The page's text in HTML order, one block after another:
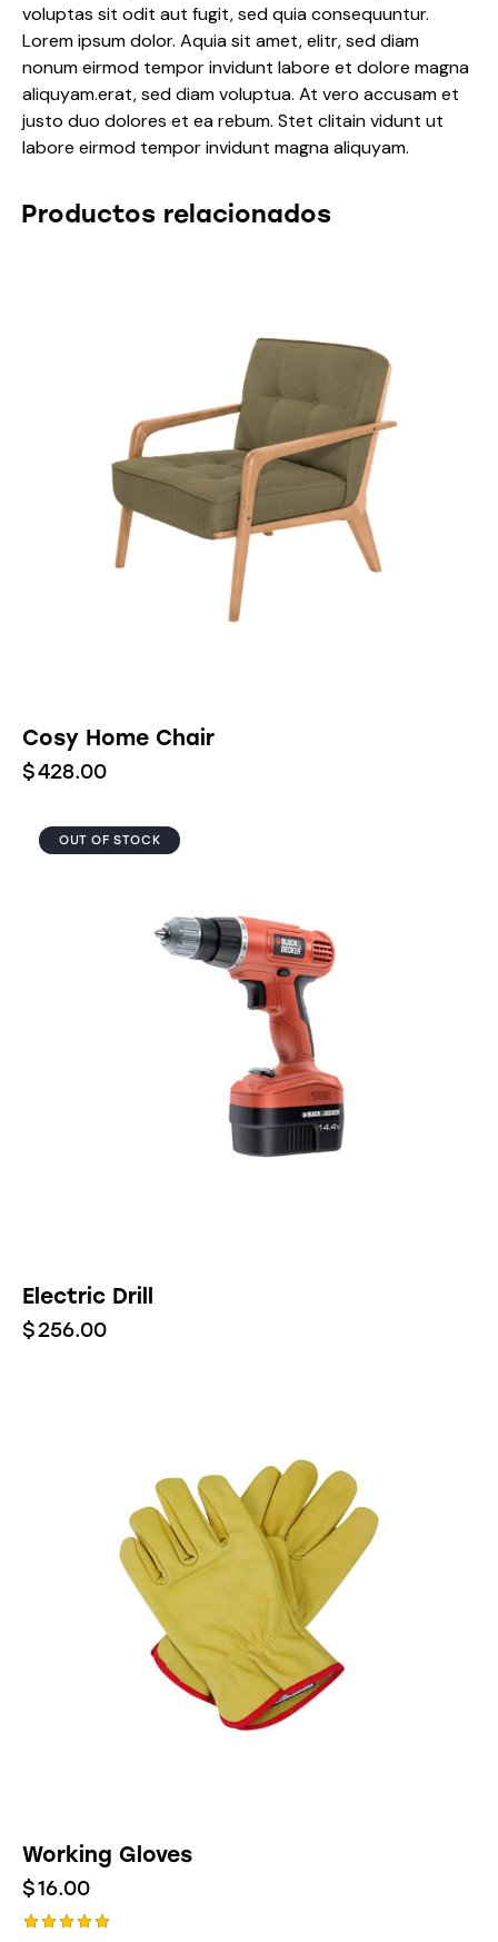
voluptas sit odit aut fugit, sed quia consequuntur.
Lorem ipsum dolor. Aquia sit amet, elitr, sed diam
nonum eirmod tempor invidunt labore et dolore magna
aliquyam.erat, sed diam voluptua. At vero accusam et
justo duo dolores et ea rebum. Stet clitain vidunt ut
labore eirmod tempor invidunt magna aliquyam.
Productos relacionados
Cosy Home Chair
$428.00
OUT OF STOCK
Electric Drill
$256.00
Working Gloves
$16.00